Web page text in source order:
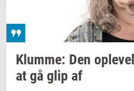
Klum­me: Den
at gå glip af